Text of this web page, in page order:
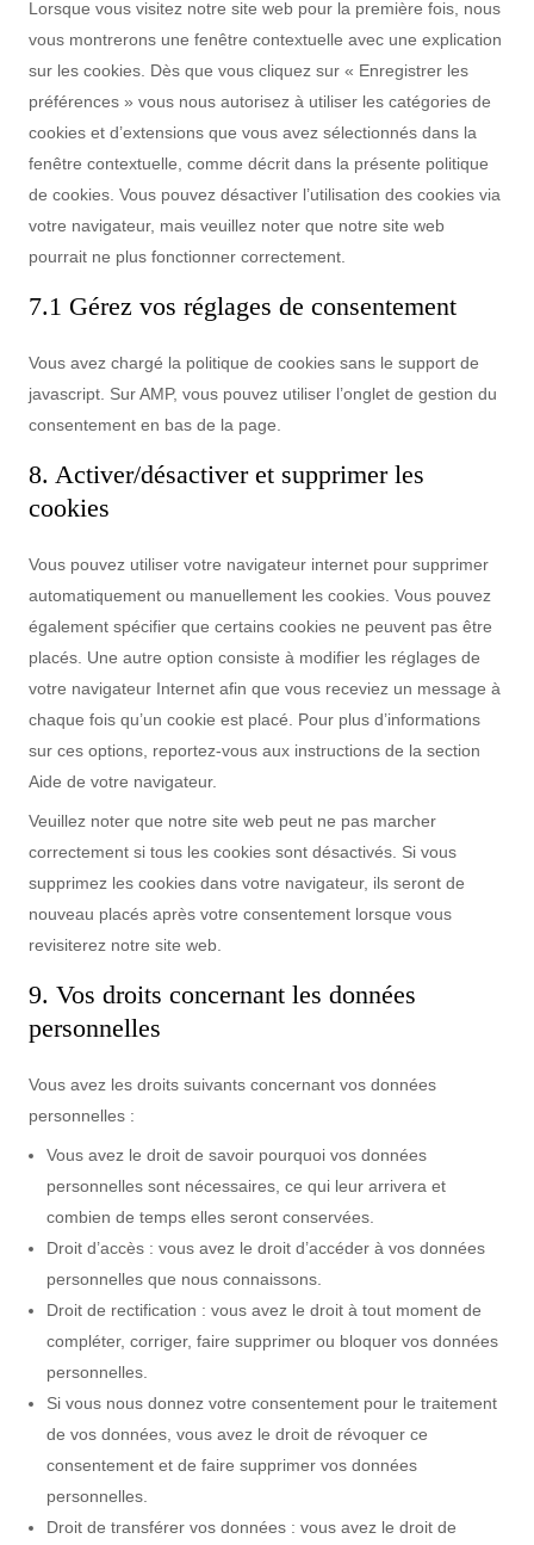
Lorsque vous visitez notre site web pour la première fois, nous
vous montrerons une fenêtre contextuelle avec une explication
sur les cookies. Dès que vous cliquez sur « Enregistrer les
préférences » vous nous autorisez à utiliser les catégories de
cookies et d’extensions que vous avez sélectionnés dans la
fenêtre contextuelle, comme décrit dans la présente politique
de cookies. Vous pouvez désactiver l’utilisation des cookies via
votre navigateur, mais veuillez noter que notre site web
pourrait ne plus fonctionner correctement.
7.1 Gérez vos réglages de consentement
Vous avez chargé la politique de cookies sans le support de
javascript. Sur AMP, vous pouvez utiliser l’onglet de gestion du
consentement en bas de la page.
8. Activer/désactiver et supprimer les
cookies
Vous pouvez utiliser votre navigateur internet pour supprimer
automatiquement ou manuellement les cookies. Vous pouvez
également spécifier que certains cookies ne peuvent pas être
placés. Une autre option consiste à modifier les réglages de
votre navigateur Internet afin que vous receviez un message à
chaque fois qu’un cookie est placé. Pour plus d’informations
sur ces options, reportez-vous aux instructions de la section
Aide de votre navigateur.
Veuillez noter que notre site web peut ne pas marcher
correctement si tous les cookies sont désactivés. Si vous
supprimez les cookies dans votre navigateur, ils seront de
nouveau placés après votre consentement lorsque vous
revisiterez notre site web.
9. Vos droits concernant les données
personnelles
Vous avez les droits suivants concernant vos données
personnelles :
Vous avez le droit de savoir pourquoi vos données
personnelles sont nécessaires, ce qui leur arrivera et
combien de temps elles seront conservées.
Droit d’accès : vous avez le droit d’accéder à vos données
personnelles que nous connaissons.
Droit de rectification : vous avez le droit à tout moment de
compléter, corriger, faire supprimer ou bloquer vos données
personnelles.
Si vous nous donnez votre consentement pour le traitement
de vos données, vous avez le droit de révoquer ce
consentement et de faire supprimer vos données
personnelles.
Droit de transférer vos données : vous avez le droit de